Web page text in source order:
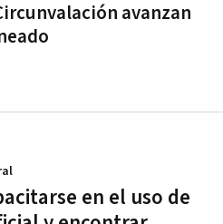
avanzan
en el uso de